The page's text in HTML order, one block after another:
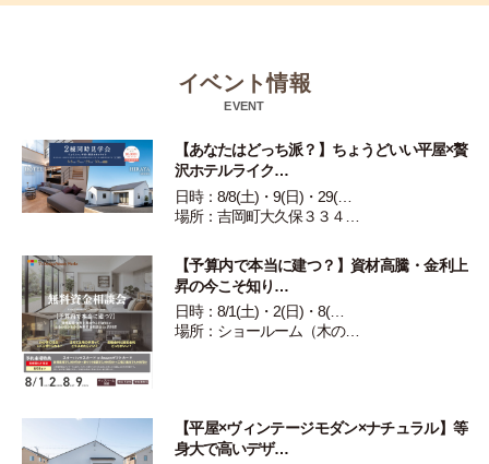
イベント情報
EVENT
【あなたはどっち派？】ちょうどいい平屋×贅
沢ホテルライク…
日時：8/8(土)・9(日)・29(…
場所：吉岡町大久保３３４…
【予算内で本当に建つ？】資材高騰・金利上
昇の今こそ知り…
日時：8/1(土)・2(日)・8(…
場所：ショールーム（木の…
【平屋×ヴィンテージモダン×ナチュラル】等
身大で高いデザ…